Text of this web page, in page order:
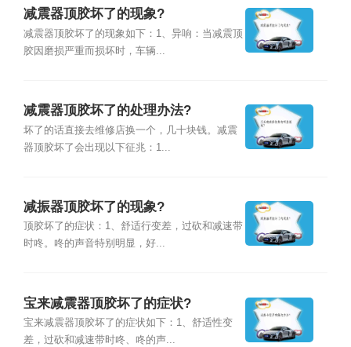
减震器顶胶坏了的现象?
减震器顶胶坏了的现象如下：1、异响：当减震顶
胶因磨损严重而损坏时，车辆...
减震器顶胶坏了的处理办法?
坏了的话直接去维修店换一个，几十块钱。减震
器顶胶坏了会出现以下征兆：1...
减振器顶胶坏了的现象?
顶胶坏了的症状：1、舒适行变差，过砍和减速带
时咚。咚的声音特别明显，好...
宝来减震器顶胶坏了的症状?
宝来减震器顶胶坏了的症状如下：1、舒适性变
差，过砍和减速带时咚、咚的声...